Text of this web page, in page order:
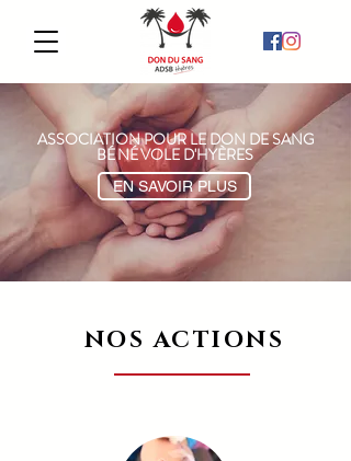
ASSOCIATION POUR LE DON DE SANG
BÉNÉVOLE D'HYÈRES
EN SAVOIR PLUS
NOS ACTIONS